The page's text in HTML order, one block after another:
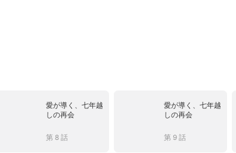
愛が導く、七年越
しの再会
第 8 話
愛が導く、七年越
しの再会
第 9 話